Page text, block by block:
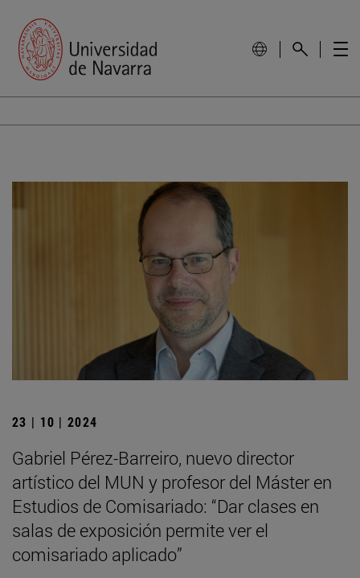
23 | 10 | 2024
Gabriel Pérez-Barreiro, nuevo director
artístico del MUN y profesor del Máster en
Estudios de Comisariado: “Dar clases en
salas de exposición permite ver el
comisariado aplicado”